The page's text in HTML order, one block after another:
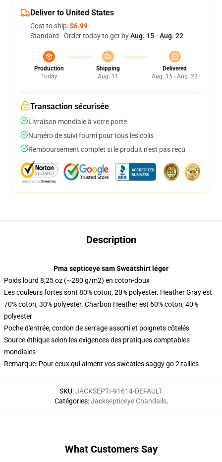
Deliver to United States
Cost to ship:$6.99
Standard - Order today to get byAug. 15 - Aug. 22
Production
Today
Shipping
Aug. 11
Delivered
Aug. 15 - Aug. 22
Transaction sécurisée
Livraison mondiale à votre porte
Numéro de suivi fourni pour tous les colis
Remboursement complet si le produit n'est pas reçu
Description
Pma septiceye sam Sweatshirt léger
Poids lourd 8,25 oz (~280 g/m2) en coton-doux
Les couleurs fortes sont 80% coton, 20% polyester. Heather Gray est
70% coton, 30% polyester. Charbon Heather est 60% coton, 40%
polyester
Poche d'entrée, cordon de serrage assorti et poignets côtelés
Source éthique selon les exigences des pratiques comptables
mondiales
Remarque: Pour ceux qui aiment vos sweaties saggy go 2 tailles
SKU:JACKSEPTI-91614-DEFAULT
Catégories:Jacksepticeye Chandails,
What Customers Say